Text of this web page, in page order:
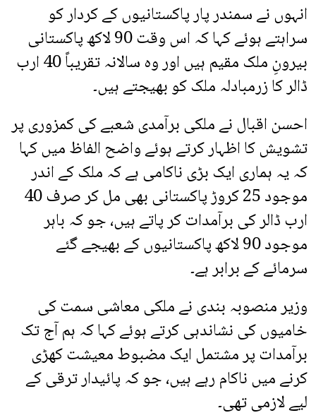
انہوں نے سمندر پار پاکستانیوں کے کردار کو
سراہتے ہوئے کہا کہ اس وقت 90 لاکھ پاکستانی
بیرونِ ملک مقیم ہیں اور وہ سالانہ تقریباً 40 ارب
ڈالر کا زرمبادلہ ملک کو بھیجتے ہیں۔
احسن اقبال نے ملکی برآمدی شعبے کی کمزوری پر
تشویش کا اظہار کرتے ہوئے واضح الفاظ میں کہا
کہ یہ ہماری ایک بڑی ناکامی ہے کہ ملک کے اندر
موجود 25 کروڑ پاکستانی بھی مل کر صرف 40
ارب ڈالر کی برآمدات کر پاتے ہیں، جو کہ باہر
موجود 90 لاکھ پاکستانیوں کے بھیجے گئے
سرمائے کے برابر ہے۔
وزیر منصوبہ بندی نے ملکی معاشی سمت کی
خامیوں کی نشاندہی کرتے ہوئے کہا کہ ہم آج تک
برآمدات پر مشتمل ایک مضبوط معیشت کھڑی
کرنے میں ناکام رہے ہیں، جو کہ پائیدار ترقی کے
لیے لازمی تھی۔